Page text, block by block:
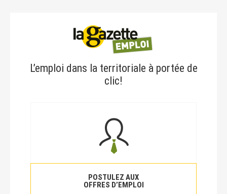
L’emploi dans la territoriale à portée de
clic!
POSTULEZ AUX
OFFRES D’EMPLOI